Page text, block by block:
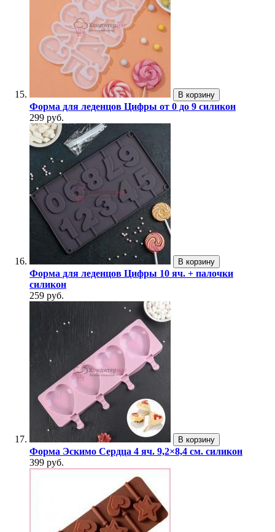
В корзину
Форма для леденцов Цифры от 0 до 9 силикон
299 руб.
В корзину
Форма для леденцов Цифры 10 яч. + палочки
силикон
259 руб.
В корзину
Форма Эскимо Сердца 4 яч. 9,2×8,4 см. силикон
399 руб.